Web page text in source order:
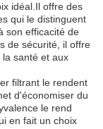
idéal.Il offre des
qui le distinguent
son efficacité de
de sécurité, il offre
santé et aux
filtrant le rendent
d'économiser du
le rend
en fait un choix